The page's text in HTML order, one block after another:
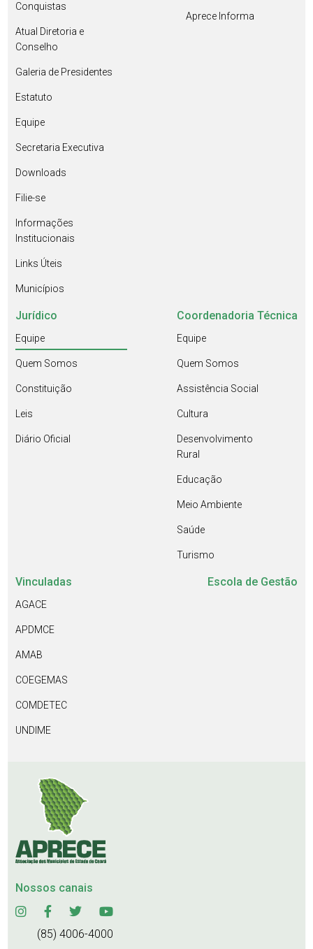
Conquistas
Atual Diretoria e
Conselho
Galeria de Presidentes
Estatuto
Equipe
Secretaria Executiva
Downloads
Filie-se
Informações
Institucionais
Links Úteis
Municípios
Aprece Informa
Jurídico
Equipe
Quem Somos
Constituição
Leis
Diário Oficial
Coordenadoria Técnica
Equipe
Quem Somos
Assistência Social
Cultura
Desenvolvimento
Rural
Educação
Meio Ambiente
Saúde
Turismo
Vinculadas
AGACE
APDMCE
AMAB
COEGEMAS
COMDETEC
UNDIME
Escola de Gestão
Nossos canais
(85) 4006-4000